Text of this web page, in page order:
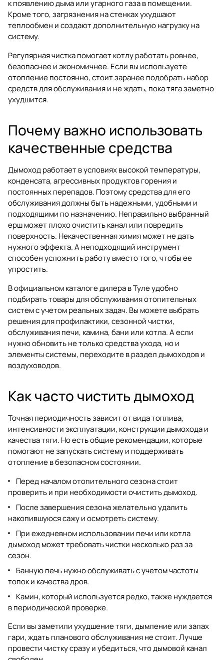
к появлению дыма или угарного газа в помещении.
Кроме того, загрязнения на стенках ухудшают
теплообмен и создают дополнительную нагрузку на
систему.
Регулярная чистка помогает котлу работать ровнее,
безопаснее и экономичнее. Если вы используете
отопление постоянно, стоит заранее подобрать набор
средств для обслуживания и не ждать, пока тяга заметно
ухудшится.
Почему важно использовать
качественные средства
Дымоход работает в условиях высокой температуры,
конденсата, агрессивных продуктов горения и
постоянных перепадов. Поэтому средства для его
обслуживания должны быть надежными, удобными и
подходящими по назначению. Неправильно выбранный
ерш может плохо очистить канал или повредить
поверхность. Некачественная химия может не дать
нужного эффекта. А неподходящий инструмент
способен усложнить работу вместо того, чтобы ее
упростить.
В официальном каталоге дилера в Туле удобно
подбирать товары для обслуживания отопительных
систем с учетом реальных задач. Вы можете выбрать
решения для профилактики, сезонной чистки,
обслуживания печи, камина, бани или котла. А если
нужно обновить не только средства ухода, но и
элементы системы, переходите в разделдымоходов и
воздуховодов.
Как часто чистить дымоход
Точная периодичность зависит от вида топлива,
интенсивности эксплуатации, конструкции дымохода и
качества тяги. Но есть общие рекомендации, которые
помогают не запускать систему и поддерживать
отопление в безопасном состоянии.
Перед началом отопительного сезона стоит
проверить и при необходимости очистить дымоход.
После завершения сезона желательно удалить
накопившуюся сажу и осмотреть систему.
При ежедневном использовании печи или котла
дымоход может требовать чистки несколько раз за
сезон.
Банную печь нужно обслуживать с учетом частоты
топок и качества дров.
Камин, который используется редко, также нуждается
в периодической проверке.
Если вы заметили ухудшение тяги, дымление или запах
гари, ждать планового обслуживания не стоит. Лучше
провести чистку сразу и убедиться, что дымовой канал